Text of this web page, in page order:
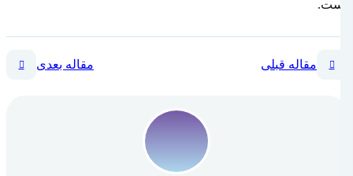
است.
مقاله قبلی مقاله بعدی